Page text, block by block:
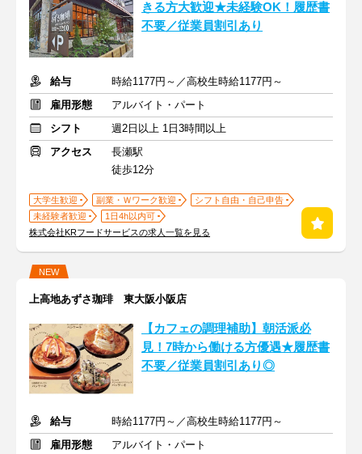
きる方大歓迎★未経験OK！履歴書
不要／従業員割引あり
給与
時給1177円～／高校生時給1177円～
雇用形態
アルバイト・パート
シフト
週2日以上 1日3時間以上
アクセス
長瀬駅
徒歩12分
大学生歓迎 副業・Ｗワーク歓迎
シフト自由・自己申告
未経験者歓迎
1日4h以内可
株式会社KRフードサービスの求人一覧を見る
NEW
上高地あずさ珈琲 東大阪小阪店
【カフェの調理補助】朝活派必
見！7時から働ける方優遇★履歴書
不要／従業員割引あり◎
給与
時給1177円～／高校生時給1177円～
雇用形態
アルバイト・パート